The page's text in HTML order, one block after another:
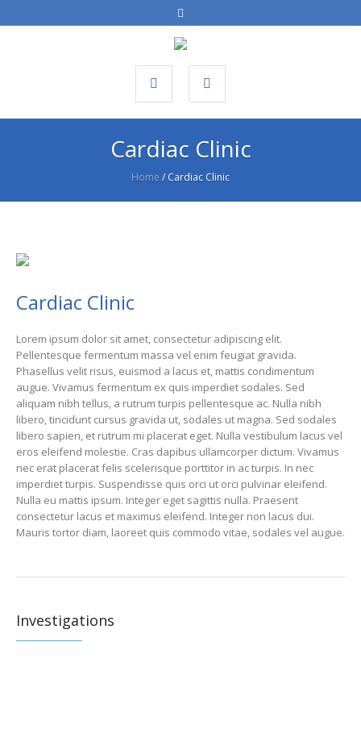
Cardiac Clinic
Home / Cardiac Clinic
Cardiac Clinic
Lorem ipsum dolor sit amet, consectetur adipiscing elit.
Pellentesque fermentum massa vel enim feugiat gravida.
Phasellus velit risus, euismod a lacus et, mattis condimentum
augue. Vivamus fermentum ex quis imperdiet sodales. Sed
aliquam nibh tellus, a rutrum turpis pellentesque ac. Nulla nibh
libero, tincidunt cursus gravida ut, sodales ut magna. Sed sodales
libero sapien, et rutrum mi placerat eget. Nulla vestibulum lacus vel
eros eleifend molestie. Cras dapibus ullamcorper dictum. Vivamus
nec erat placerat felis scelerisque porttitor in ac turpis. In nec
imperdiet turpis. Suspendisse quis orci ut orci pulvinar eleifend.
Nulla eu mattis ipsum. Integer eget sagittis nulla. Praesent
consectetur lacus et maximus eleifend. Integer non lacus dui.
Mauris tortor diam, laoreet quis commodo vitae, sodales vel augue.
Investigations